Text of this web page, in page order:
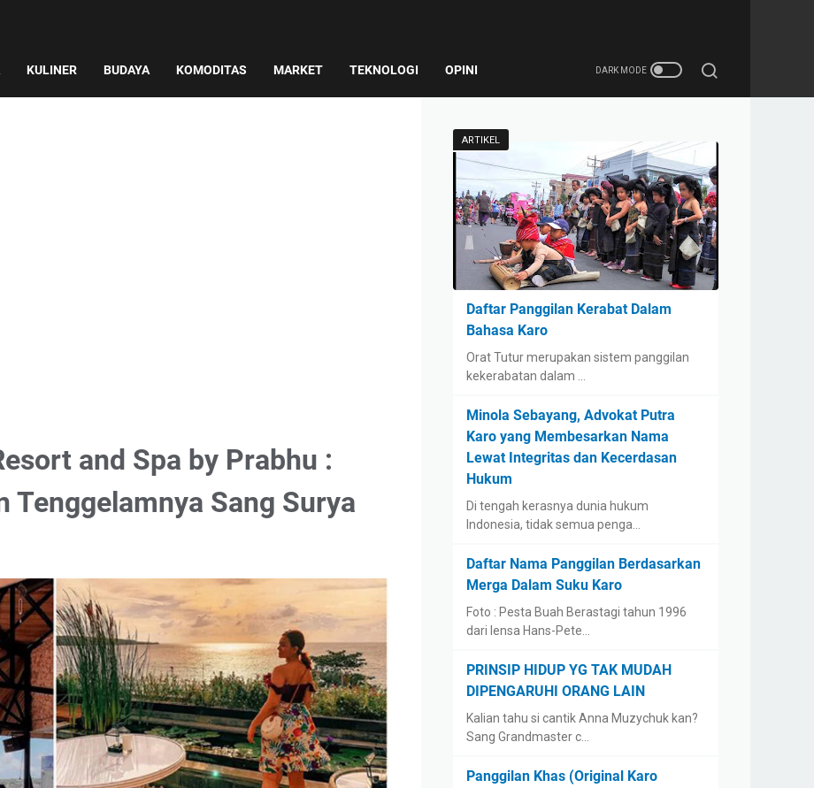
KULINER BUDAYA KOMODITAS MARKET TEKNOLOGI OPINI
and Spa by Prabhu :
Tenggelamnya Sang Surya
ARTIKEL
Daftar Panggilan Kerabat Dalam
Bahasa Karo
Orat Tutur merupakan sistem panggilan
kekerabatan dalam …
Minola Sebayang, Advokat Putra
Karo yang Membesarkan Nama
Lewat Integritas dan Kecerdasan
Hukum
Di tengah kerasnya dunia hukum
Indonesia, tidak semua penga…
Daftar Nama Panggilan Berdasarkan
Merga Dalam Suku Karo
Foto : Pesta Buah Berastagi tahun 1996
dari lensa Hans-Pete…
PRINSIP HIDUP YG TAK MUDAH
DIPENGARUHI ORANG LAIN
Kalian tahu si cantik Anna Muzychuk kan?
Sang Grandmaster c…
Panggilan Khas (Original Karo